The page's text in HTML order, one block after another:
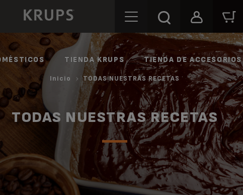
TIENDA KRUPS TIENDA DE ACCESORIOS
Inicio TODAS NUESTRAS RECETAS
TODAS NUESTRAS RECETAS